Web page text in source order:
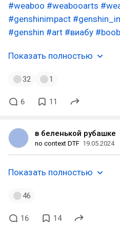
#weaboo #weabooarts
#genshinimpact
#genshin #art #виабу
Показать полностью
32 1
6 11
в беленькой рубашке
no context DTF 19.05.2024
Показать полностью
46
16 14